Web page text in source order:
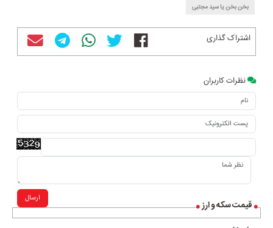
قیمت سکه و ارز
بخن بخن یا سید مجتبی
اشتراک گذاری
نظرات کاربران
ارسال